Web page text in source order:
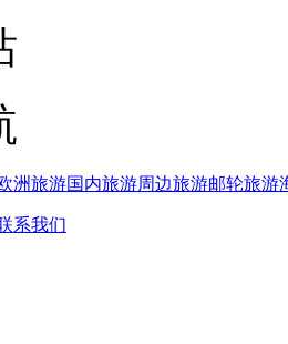
洲旅游国内旅游周边旅游邮轮旅游
系我们